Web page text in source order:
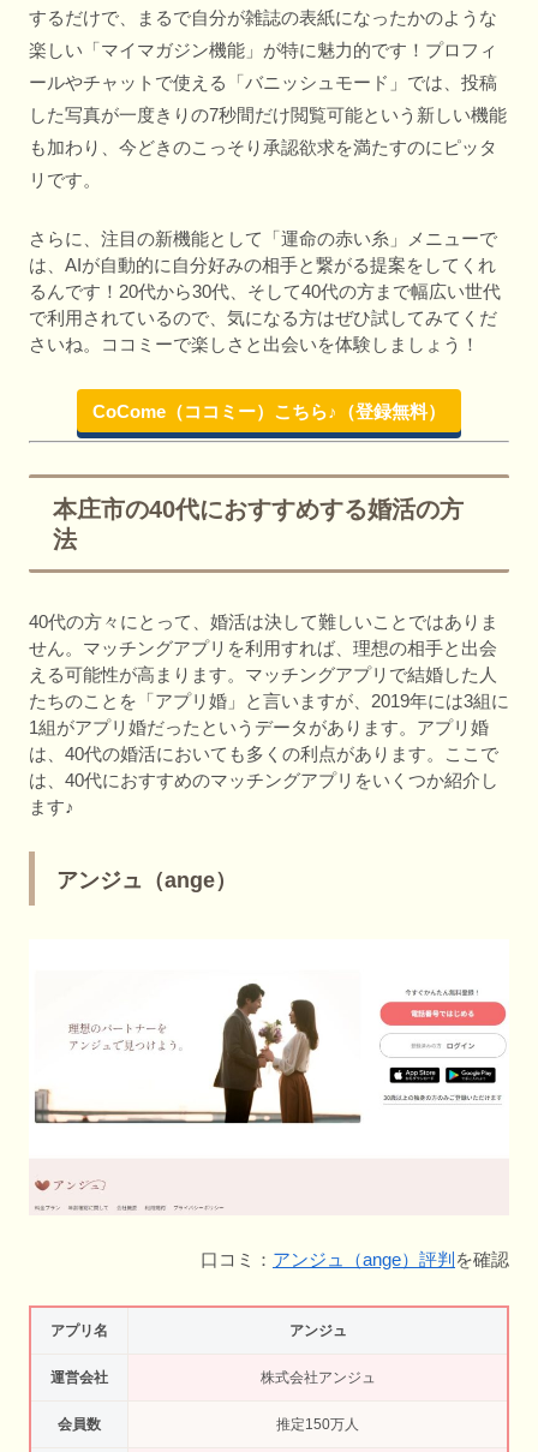
するだけで、まるで自分が雑誌の表紙になったかのような
楽しい「マイマガジン機能」が特に魅力的です！プロフィ
ールやチャットで使える「バニッシュモード」では、投稿
した写真が一度きりの7秒間だけ閲覧可能という新しい機能
も加わり、今どきのこっそり承認欲求を満たすのにピッタ
リです。
さらに、注目の新機能として「運命の赤い糸」メニューで
は、AIが自動的に自分好みの相手と繋がる提案をしてくれ
るんです！20代から30代、そして40代の方まで幅広い世代
で利用されているので、気になる方はぜひ試してみてくだ
さいね。ココミーで楽しさと出会いを体験しましょう！
CoCome（ココミー）こちら♪（登録無料）
本庄市の40代におすすめする婚活の方
法
40代の方々にとって、婚活は決して難しいことではありま
せん。マッチングアプリを利用すれば、理想の相手と出会
える可能性が高まります。マッチングアプリで結婚した人
たちのことを「アプリ婚」と言いますが、2019年には3組に
1組がアプリ婚だったというデータがあります。アプリ婚
は、40代の婚活においても多くの利点があります。ここで
は、40代におすすめのマッチングアプリをいくつか紹介し
ます♪
アンジュ（ange）
口コミ： アンジュ（ange）評判 を確認
アプリ名 アンジュ
運営会社 株式会社アンジュ
会員数 推定150万人